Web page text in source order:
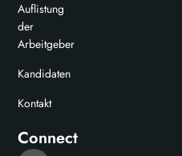
Auflistung
der
Arbeitgeber
Kandidaten
Kontakt
Connect